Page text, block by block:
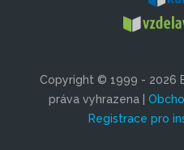
Copyright © 1999 - 2026
práva vyhrazena |
Registrace pro